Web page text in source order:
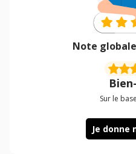
Note
Bien-
Sur le
Je donne